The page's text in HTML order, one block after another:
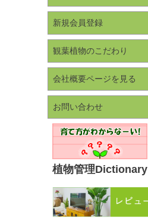
新規会員登録
観葉植物のこだわり
会社概要ページを見る
お問い合わせ
植物管理Dictionary